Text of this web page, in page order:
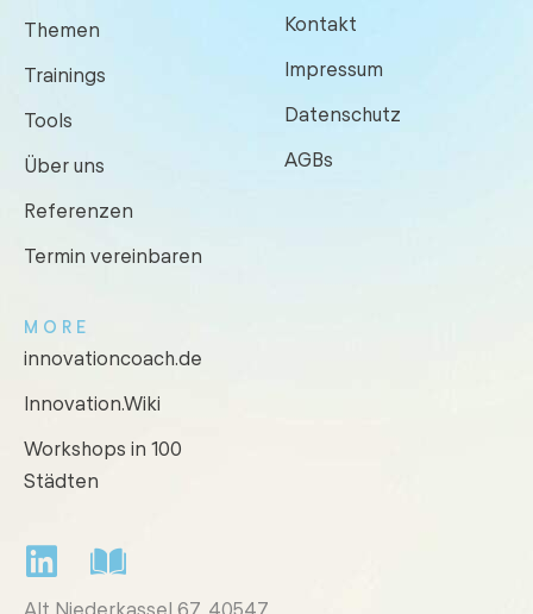
Themen
Trainings
Tools
Über uns
Referenzen
Termin vereinbaren
Kontakt
Impressum
Datenschutz
AGBs
MORE
innovationcoach.de
Innovation.Wiki
Workshops in 100
Städten
Alt Niederkassel 67, 40547